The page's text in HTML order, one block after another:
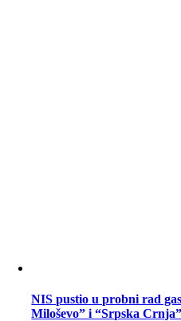
NIS pustio u probni rad
Miloševo” i “Srpska Crnja”